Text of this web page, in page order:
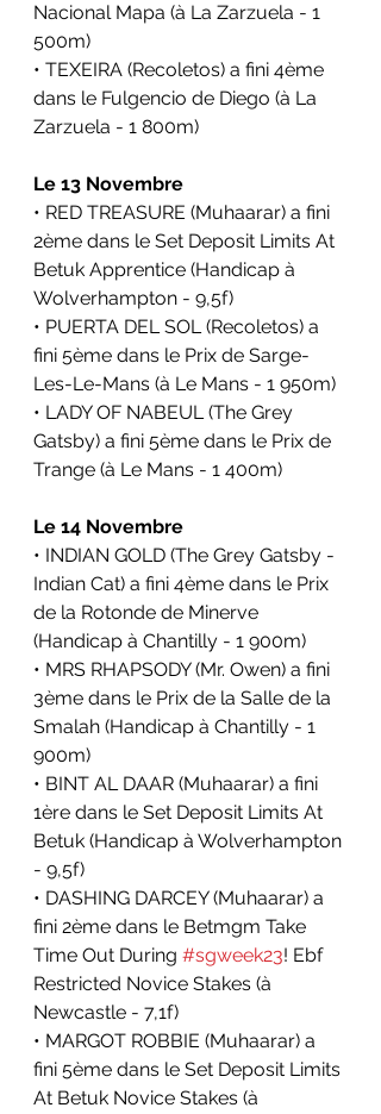
Nacional Mapa (à La Zarzuela - 1
500m)
• TEXEIRA (Recoletos) a fini 4ème
dans le Fulgencio de Diego (à La
Zarzuela - 1 800m)
Le 13 Novembre
• RED TREASURE (Muhaarar) a fini
2ème dans le Set Deposit Limits At
Betuk Apprentice (Handicap à
Wolverhampton - 9,5f)
• PUERTA DEL SOL (Recoletos) a
fini 5ème dans le Prix de Sarge-
Les-Le-Mans (à Le Mans - 1 950m)
• LADY OF NABEUL (The Grey
Gatsby) a fini 5ème dans le Prix de
Trange (à Le Mans - 1 400m)
Le 14 Novembre
• INDIAN GOLD (The Grey Gatsby -
Indian Cat) a fini 4ème dans le Prix
de la Rotonde de Minerve
(Handicap à Chantilly - 1 900m)
• MRS RHAPSODY (Mr. Owen) a fini
3ème dans le Prix de la Salle de la
Smalah (Handicap à Chantilly - 1
900m)
• BINT AL DAAR (Muhaarar) a fini
1ère dans le Set Deposit Limits At
Betuk (Handicap à Wolverhampton
- 9,5f)
• DASHING DARCEY (Muhaarar) a
fini 2ème dans le Betmgm Take
Time Out During #sgweek23! Ebf
Restricted Novice Stakes (à
Newcastle - 7,1f)
• MARGOT ROBBIE (Muhaarar) a
fini 5ème dans le Set Deposit Limits
At Betuk Novice Stakes (à